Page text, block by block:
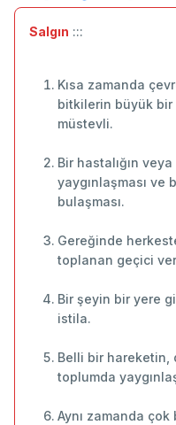
Salgın :::
Kısa zamanda
bitkilerin büyük bir
müstevli.
Bir hastalığın
yaygınlaşması ve
bulaşması.
Gereğinde
toplanan geçici
Bir şeyin bir yere
istila.
Belli bir hareketin,
toplumda
Aynı zamanda